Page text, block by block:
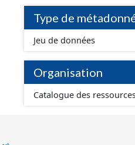
Type de
Jeu de données
Organisation
Catalogue des